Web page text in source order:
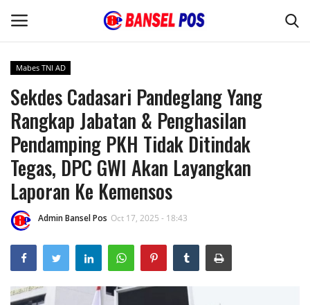
Home
Kode Etik Jurnalistik
Pedoman Media Siber
Budaya
Wisata
Kontak
Mabes TNI AD
Sekdes Cadasari Pandeglang Yang
Rangkap Jabatan & Penghasilan
Pendamping PKH Tidak Ditindak
Tegas, DPC GWI Akan Layangkan
Laporan Ke Kemensos
Admin Bansel Pos Oct 17, 2025 - 18:43